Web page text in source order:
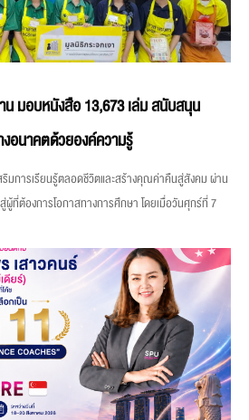
มอบหนังสือ 13,673 เล่ม สนับสนุน
งอนาคตด้วยองค์ความรู้
มการเรียนรู้ตลอดชีวิตและสร้างคุณค่าคืนสู่สังคม ผ่าน
ที่ต้องการโอกาสทางการศึกษา โดยเมื่อวันศุกร์ที่ 7